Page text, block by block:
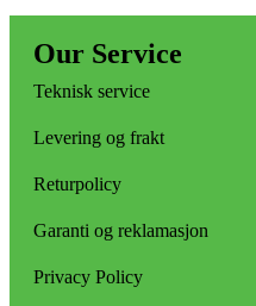
Our Service
Teknisk service
Levering og frakt
Returpolicy
Garanti og reklamasjon
Privacy Policy